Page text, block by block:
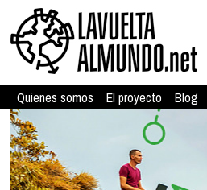
Quienes somos El proyecto Blog